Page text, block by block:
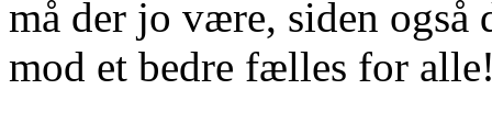
må der jo være, siden også
mod et bedre fælles for